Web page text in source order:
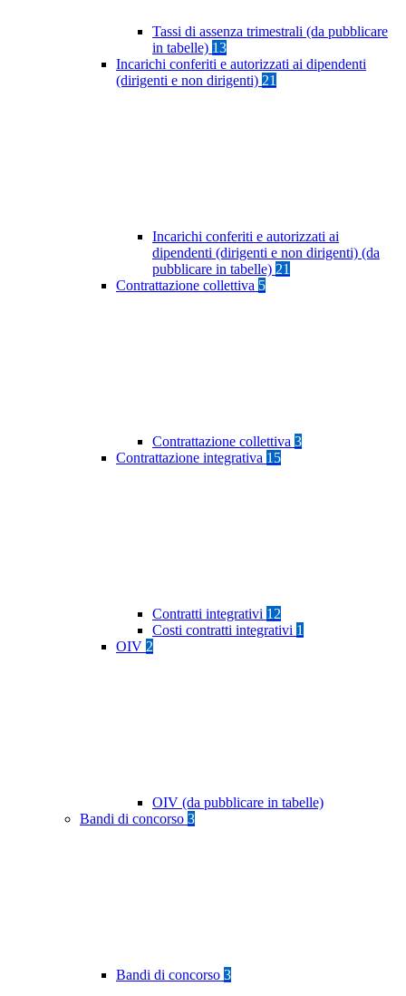
Tassi di assenza trimestrali (da pubblicare
in tabelle) 13
Incarichi conferiti e autorizzati ai dipendenti
(dirigenti e non dirigenti) 21
Incarichi conferiti e autorizzati ai
dipendenti (dirigenti e non dirigenti) (da
pubblicare in tabelle) 21
Contrattazione collettiva 5
Contrattazione collettiva 3
Contrattazione integrativa 15
Contratti integrativi 12
Costi contratti integrativi 1
OIV 2
OIV (da pubblicare in tabelle)
Bandi di concorso 3
Bandi di concorso 3